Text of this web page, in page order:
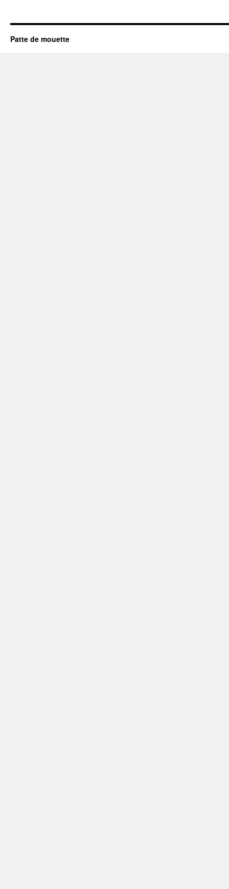
Patte de mouette